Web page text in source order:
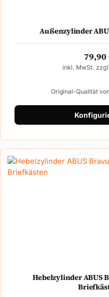
Außenzylinder
79,90
inkl. MwSt.
Original-Qualität
Hebelzylinder ABUS